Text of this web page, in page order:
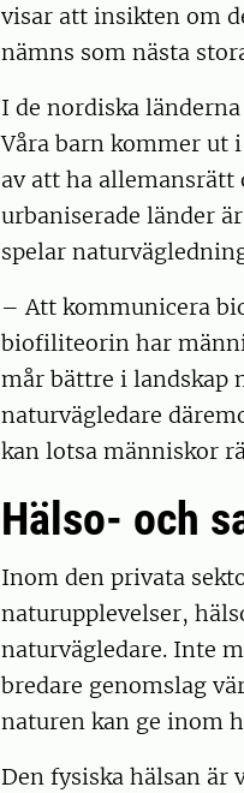
visar att insikten om
nämns som nästa
I de nordiska
Våra barn kommer ut
av att ha
urbaniserade länder
spelar
– Att kommunicera
biofiliteorin har
mår bättre i landskap
naturvägledare
kan lotsa människor
Hälso- och
Inom den privata
naturupplevelser,
naturvägledare. Inte
bredare genomslag
naturen kan ge inom
Den fysiska hälsan